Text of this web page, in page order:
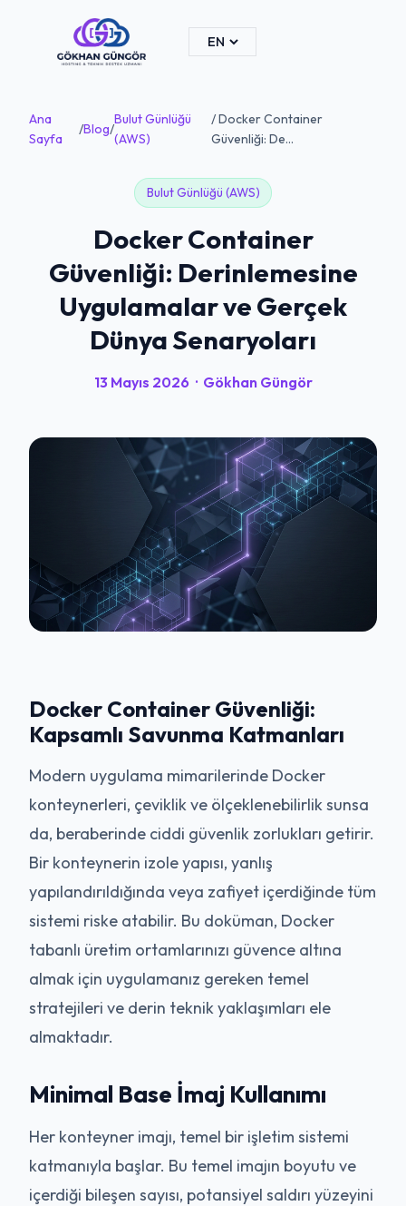
Ana
Sayfa
/Blog/
Bulut Günlüğü
(AWS)
/ Docker Container
Güvenliği: De...
Bulut Günlüğü (AWS)
Docker Container
Güvenliği: Derinlemesine
Uygulamalar ve Gerçek
Dünya Senaryoları
13 Mayıs 2026 · Gökhan Güngör
Docker Container Güvenliği:
Kapsamlı Savunma Katmanları
Modern uygulama mimarilerinde Docker
konteynerleri, çeviklik ve ölçeklenebilirlik sunsa
da, beraberinde ciddi güvenlik zorlukları getirir.
Bir konteynerin izole yapısı, yanlış
yapılandırıldığında veya zafiyet içerdiğinde tüm
sistemi riske atabilir. Bu doküman, Docker
tabanlı üretim ortamlarınızı güvence altına
almak için uygulamanız gereken temel
stratejileri ve derin teknik yaklaşımları ele
almaktadır.
Minimal Base İmaj Kullanımı
Her konteyner imajı, temel bir işletim sistemi
katmanıyla başlar. Bu temel imajın boyutu ve
içerdiği bileşen sayısı, potansiyel saldırı yüzeyini